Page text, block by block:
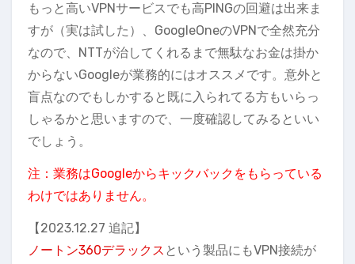
もっと高いVPNサービスでも高PINGの回避は出来ま
すが（実は試した）、GoogleOneのVPNで全然充分
なので、NTTが治してくれるまで無駄なお金は掛か
からないGoogleが業務的にはオススメです。意外と
盲点なのでもしかすると既に入られてる方もいらっ
しゃるかと思いますので、一度確認してみるといい
でしょう。
注：業務はGoogleからキックバックをもらっている
わけではありません。
【2023.12.27 追記】
ノートン360デラックス という製品にもVPN接続が